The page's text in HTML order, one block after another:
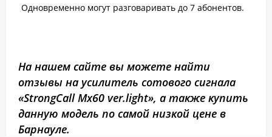
Одновременно могут разговаривать до 7 абонентов.
На нашем сайте вы можете найти
отзывы на усилитель сотового сигнала
«StrongCall Mx60 ver.light», а также купить
данную модель по самой низкой цене в
Барнауле.